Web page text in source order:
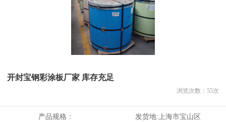
开封宝钢彩涂板厂家 库存充足
浏览次数： 55次
产品规格： 发货地:上海市宝山区